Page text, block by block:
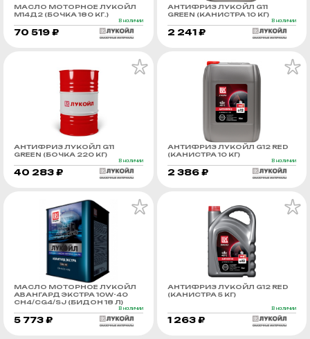
МАСЛО МОТОРНОЕ ЛУКОЙЛ
М14Д2 (БОЧКА 180 КГ.)
В наличии
70 519 ₽
АНТИФРИЗ ЛУКОЙЛ G11
GREEN (КАНИСТРА 10 КГ)
В наличии
2 241 ₽
АНТИФРИЗ ЛУКОЙЛ G11
GREEN (БОЧКА 220 КГ)
В наличии
40 283 ₽
АНТИФРИЗ ЛУКОЙЛ G12 RED
(КАНИСТРА 10 КГ)
В наличии
2 386 ₽
МАСЛО МОТОРНОЕ ЛУКОЙЛ
АВАНГАРД ЭКСТРА 10W-40
CH4/CG4/SJ (БИДОН 18 Л)
В наличии
5 773 ₽
АНТИФРИЗ ЛУКОЙЛ G12 RED
(КАНИСТРА 5 КГ)
В наличии
1 263 ₽